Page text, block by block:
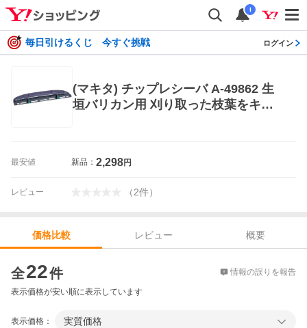
i
毎日引けるくじ 今すぐ挑戦 ログイン
(マキタ) チップレシーバ A-49862 生
垣バリカン用 刈り取った枝葉をキャ
最安値 新品： 2,298円
レビュー （2件）
価格比較 レビュー
概要
全22件 情報の誤りを報告
表示価格が安い順に表示しています
表示価格： 実質価格